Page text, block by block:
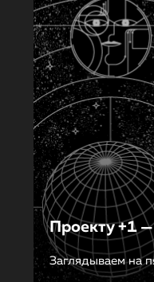
Проекту +1 —
Заглядываем на